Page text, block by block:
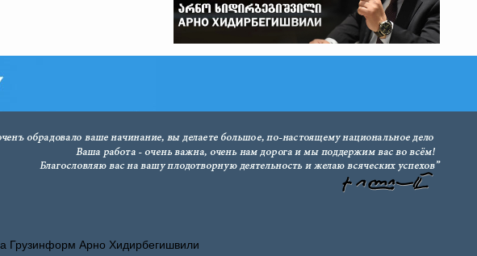
Грузинформ Арно Хидирбегишвили